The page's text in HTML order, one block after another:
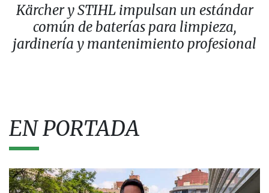
Kärcher y STIHL impulsan un estándar
común de baterías para limpieza,
jardinería y mantenimiento profesional
EN PORTADA